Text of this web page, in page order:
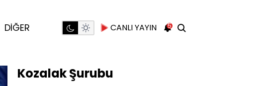
DİĞER CANLI YAYIN 5
Kozalak Şurubu